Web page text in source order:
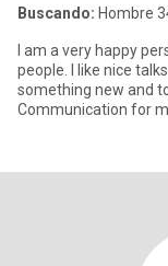
Buscando: Hombre
I am a very happy
people. I like nice
something new and
Communication for